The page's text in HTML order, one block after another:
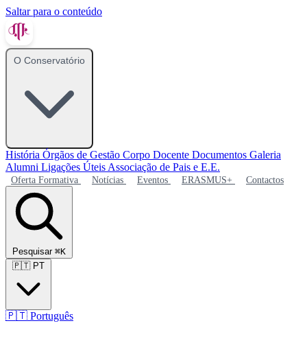
Saltar para o conteúdo
O Conservatório
História Órgãos de Gestão Corpo Docente Documentos Galeria
Alumni Ligações Úteis Associação de Pais e E.E.
Oferta Formativa Notícias Eventos ERASMUS+ Contactos
Pesquisar ⌘K
🇵🇹 PT
🇵🇹 Português